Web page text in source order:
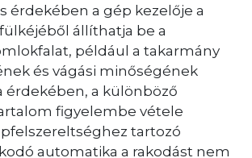
érdekében a gép kezelője a
állíthatja be a
például a takarmány
és vágási minőségének
érdekében, a különböző
figyelembe vétele
tartozó
automatika a rakodást nem